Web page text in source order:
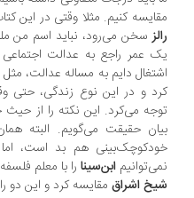
کنیم. مثلا وقتی در این کتاب از
سخن می‌رود، نباید اسم من ملکیان
عمر راجع به عدالت اجتماعی کار
دایم به مساله عدالت، مثل یک
و در این نوع زندگی، حتی وقتی
می‌کرد. این نکته را از حیث
حقیقت می‌گویم. البته همان‌طور
هم بد است، اما
ابن‌سینارا با معلم فلسفه‌مان
اشراقمقایسه کرد و این دو را با